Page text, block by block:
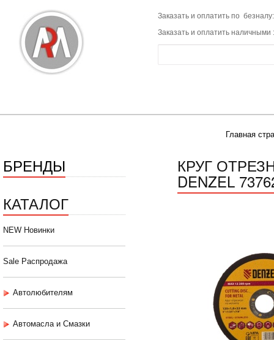
Заказать и оплатить по
Заказать и оплатить наличными
Главная
БРЕНДЫ
КАТАЛОГ
NEW Новинки
Sale Распродажа
Автолюбителям
Автомасла и Смазки
КРУГ
DENZEL